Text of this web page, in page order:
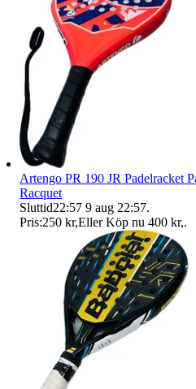
Artengo PR 190 JR Padelracket
Racquet
Sluttid22:57 9 aug 22:57.
Pris:250 kr,Eller Köp nu 400 kr,.